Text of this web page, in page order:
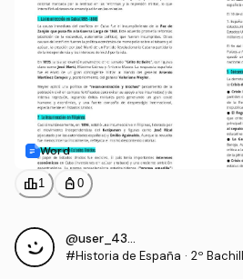
Word
leaderboard1 personal_bag 0
@user_4337977
#Historia de España · 2º